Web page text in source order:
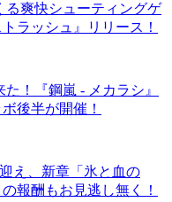
る爽快シューティングゲ
ラッシュ』リリース！
！『鋼嵐 - メカラシ』
後半が開催！
え、新章「氷と血の
報酬もお見逃し無く！